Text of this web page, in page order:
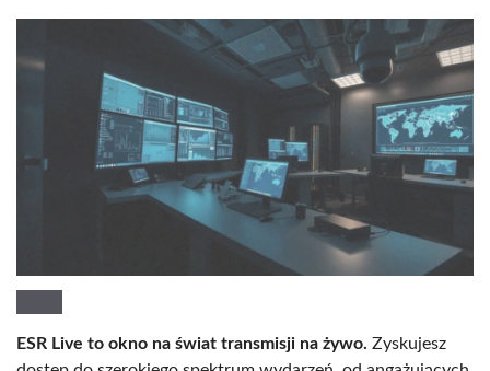
ESR Live to okno na świat transmisji na żywo. Zyskujesz